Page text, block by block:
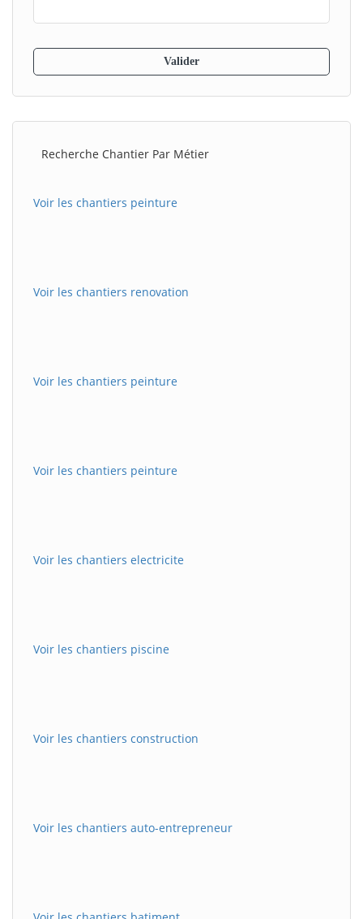
Recherche Chantier Par Métier
Voir les chantiers peinture
Voir les chantiers renovation
Voir les chantiers peinture
Voir les chantiers peinture
Voir les chantiers electricite
Voir les chantiers piscine
Voir les chantiers construction
Voir les chantiers auto-entrepreneur